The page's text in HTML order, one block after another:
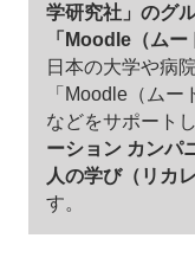
学研究社」のグ
「Moodle（ム
日本の大学や病
「Moodle（ム
などをサポート
ーション カンパ
人の学び（リカ
す。